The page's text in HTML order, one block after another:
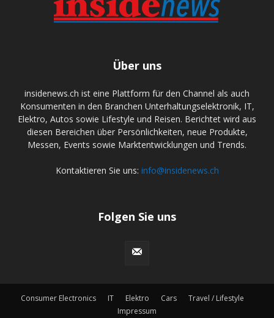
Über uns
insidenews.ch ist eine Plattform für den Channel als auch
Konsumenten in den Branchen Unterhaltungselektronik, IT,
Elektro, Autos sowie Lifestyle und Reisen. Berichtet wird aus
diesen Bereichen über Persönlichkeiten, neue Produkte,
Messen, Events sowie Marktentwicklungen und Trends.
Kontaktieren Sie uns: info@insidenews.ch
Folgen Sie uns
Consumer Electronics IT Elektro Cars
Travel / Lifestyle
Impressum